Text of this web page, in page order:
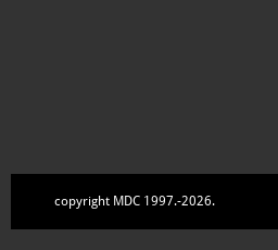
copyright MDC 1997.-2026.